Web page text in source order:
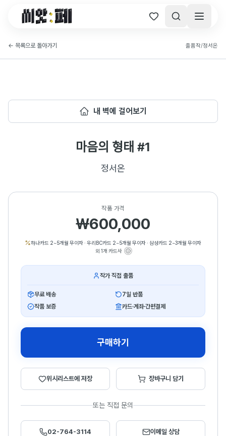
씨앗페 온라인 홈
← 목록으로 돌아가기 출품작/정서온
내 벽에 걸어보기
마음의 형태 #1
정서온
작품 가격
₩600,000
하나카드 2~5개월 무이자· 우리BC카드 2~5개월 무이자· 삼성카드 2~3개월 무이자
외 1개 카드사
작가 직접 출품
무료 배송
7일 반품
작품 보증
카드·계좌·간편결제
구매하기
위시리스트에 저장 장바구니 담기
또는 직접 문의
02-764-3114 이메일 상담